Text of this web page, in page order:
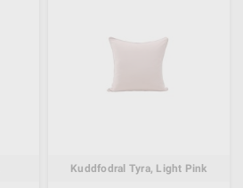
Kuddfodral Tyra, Light Pink